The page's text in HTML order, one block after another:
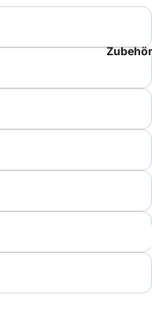
Hosen
Shorts
Zubehör